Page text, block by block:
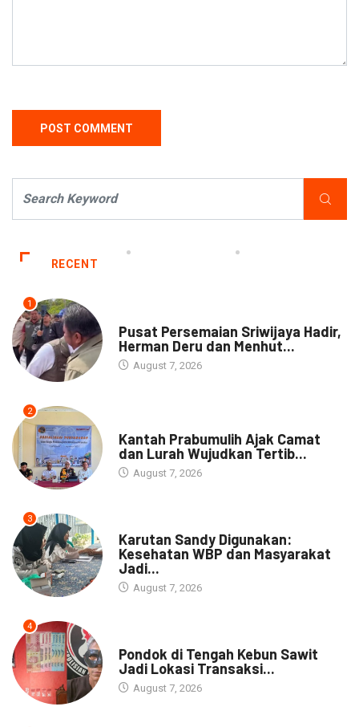
RECENT
1
Pusat Persemaian Sriwijaya Hadir,
Herman Deru dan Menhut...
August 7, 2026
2
Kantah Prabumulih Ajak Camat
dan Lurah Wujudkan Tertib...
August 7, 2026
3
Karutan Sandy Digunakan:
Kesehatan WBP dan Masyarakat
Jadi...
August 7, 2026
4
Pondok di Tengah Kebun Sawit
Jadi Lokasi Transaksi...
August 7, 2026